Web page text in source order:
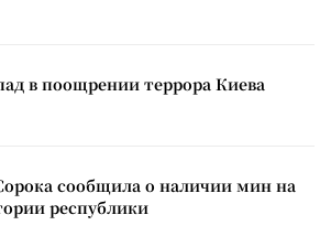
в поощрении террора Киева
сообщила о наличии мин на
республики